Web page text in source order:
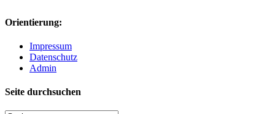
Orientierung:
Impressum
Datenschutz
Admin
Seite durchsuchen